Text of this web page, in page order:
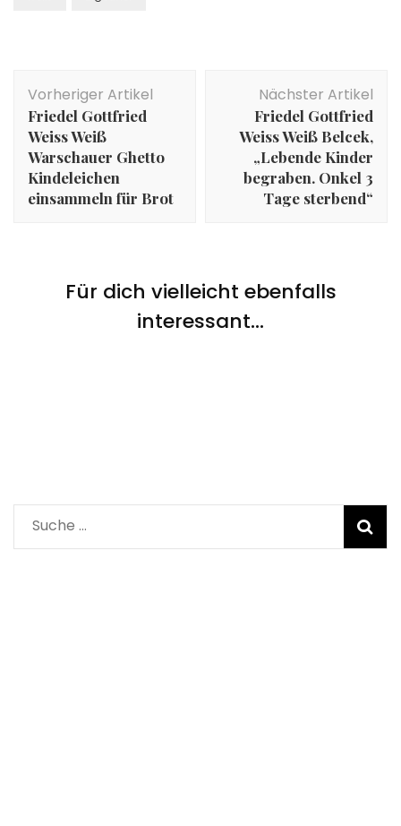
Vorheriger Artikel
Friedel Gottfried
Weiss Weiß
Warschauer Ghetto
Kindeleichen
einsammeln für Brot
Nächster Artikel
Friedel Gottfried
Weiss Weiß Belcek,
„Lebende Kinder
begraben. Onkel 3
Tage sterbend“
Für dich vielleicht ebenfalls
interessant...
Menschen ,Nazi Zeit
Friedel Gottfried Weiss Weiß Belcek, „Lebende
Kinder begraben. Onkel 3 Tage sterbend“
Suche
nach: